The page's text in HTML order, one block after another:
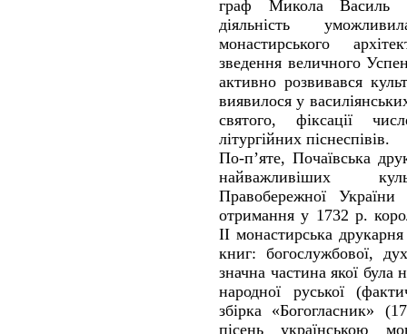
граф Микола Василь
діяльність
монастирського
зведення величного
активно розвивався
виявилося у
святого, фіксації
літургійних піснеспівів.
По-п’яте, Почаївська
найважливіших
Правобережної
отримання у 1732 р.
ІІ монастирська
книг: богослужбової,
значна частина якої
народної руської
збірка «Богогласник»
пісень українською